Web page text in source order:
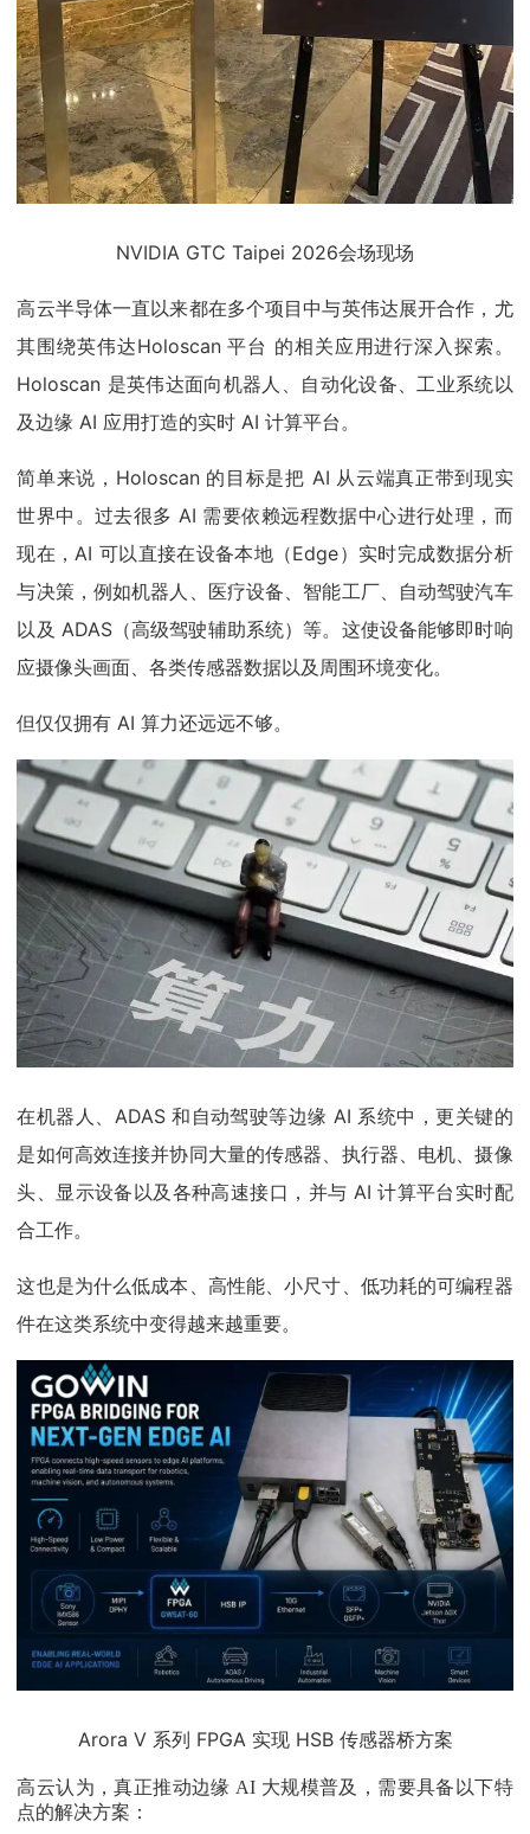
NVIDIA GTC Taipei 2026会场现场
高云半导体一直以来都在多个项目中与英伟达展开合作，尤
其围绕英伟达Holoscan 平台 的相关应用进行深入探索。
Holoscan 是英伟达面向机器人、自动化设备、工业系统以
及边缘 AI 应用打造的实时 AI 计算平台。
简单来说，Holoscan 的目标是把 AI 从云端真正带到现实
世界中。过去很多 AI 需要依赖远程数据中心进行处理，而
现在，AI 可以直接在设备本地（Edge）实时完成数据分析
与决策，例如机器人、医疗设备、智能工厂、自动驾驶汽车
以及 ADAS（高级驾驶辅助系统）等。这使设备能够即时响
应摄像头画面、各类传感器数据以及周围环境变化。
但仅仅拥有 AI 算力还远远不够。
在机器人、ADAS 和自动驾驶等边缘 AI 系统中，更关键的
是如何高效连接并协同大量的传感器、执行器、电机、摄像
头、显示设备以及各种高速接口，并与 AI 计算平台实时配
合工作。
这也是为什么低成本、高性能、小尺寸、低功耗的可编程器
件在这类系统中变得越来越重要。
Arora V 系列 FPGA 实现 HSB 传感器桥方案
高云认为，真正推动边缘 AI 大规模普及，需要具备以下特
点的解决方案：